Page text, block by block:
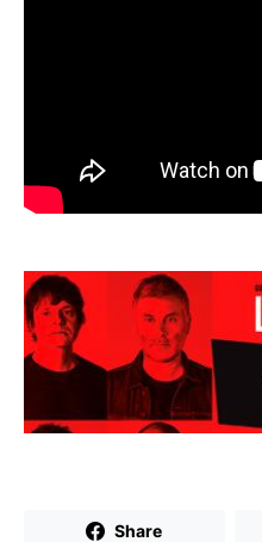
Share